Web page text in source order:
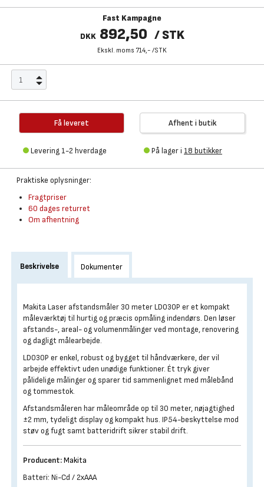
Fast Kampagne
DKK 892,50 / STK
Ekskl. moms 714,- /STK
Få leveret
Levering 1-2 hverdage
Afhent i butik
På lager i 18 butikker
Praktiske oplysninger:
Fragtpriser
60 dages returret
Om afhentning
Beskrivelse Dokumenter
Makita Laser afstandsmåler 30 meter LD030P er et kompakt
måleværktøj til hurtig og præcis opmåling indendørs. Den løser
afstands-, areal- og volumenmålinger ved montage, renovering
og dagligt målearbejde.
LD030P er enkel, robust og bygget til håndværkere, der vil
arbejde effektivt uden unødige funktioner. Ét tryk giver
pålidelige målinger og sparer tid sammenlignet med målebånd
og tommestok.
Afstandsmåleren har måleområde op til 30 meter, nøjagtighed
±2 mm, tydeligt display og kompakt hus. IP54-beskyttelse mod
støv og fugt samt batteridrift sikrer stabil drift.
Producent:Makita
Batteri: Ni-Cd / 2xAAA